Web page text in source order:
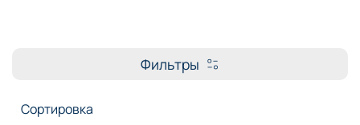
Фильтры